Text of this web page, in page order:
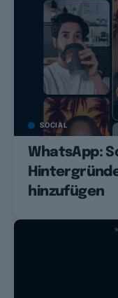
SOCIAL
WhatsApp:
hinzufügen